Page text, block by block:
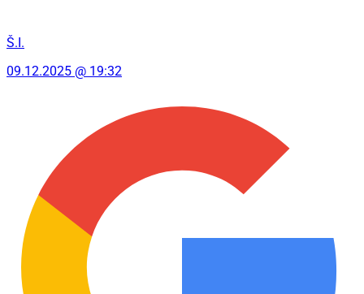
Š.I.
09.12.2025 @ 19:32